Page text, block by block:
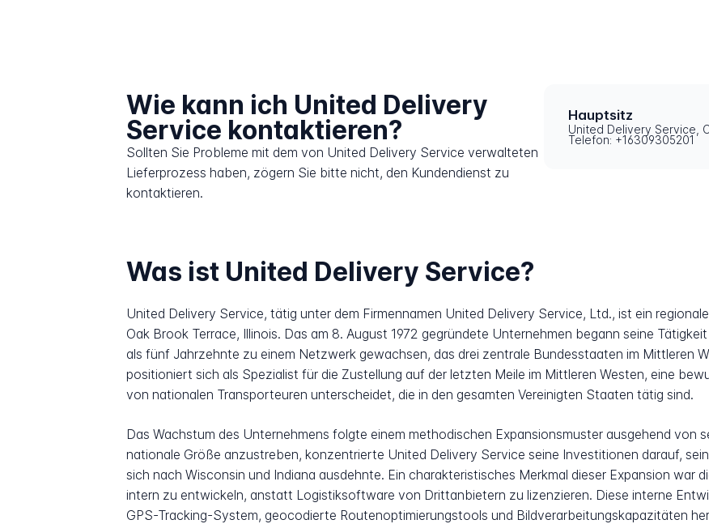
Wie kann ich United Delivery
Service kontaktieren?
Sollten Sie Probleme mit dem von United Delivery Service verwalteten
Lieferprozess haben, zögern Sie bitte nicht, den Kundendienst zu
kontaktieren.
Hauptsitz
United Delivery Service,
Telefon: +16309305201
Was ist United Delivery Service?
United Delivery Service, tätig unter dem Firmennamen United Delivery Service, Ltd., ist ein
Oak Brook Terrace, Illinois. Das am 8. August 1972 gegründete Unternehmen begann seine
als fünf Jahrzehnte zu einem Netzwerk gewachsen, das drei zentrale Bundesstaaten im Mittleren
positioniert sich als Spezialist für die Zustellung auf der letzten Meile im Mittleren Westen, eine
von nationalen Transporteuren unterscheidet, die in den gesamten Vereinigten Staaten tätig sind.
Das Wachstum des Unternehmens folgte einem methodischen Expansionsmuster ausgehend von
nationale Größe anzustreben, konzentrierte United Delivery Service seine Investitionen darauf,
sich nach Wisconsin und Indiana ausdehnte. Ein charakteristisches Merkmal dieser Expansion war
intern zu entwickeln, anstatt Logistiksoftware von Drittanbietern zu lizenzieren. Diese interne
GPS-Tracking-System, geocodierte Routenoptimierungstools und Bildverarbeitungskapazitäten